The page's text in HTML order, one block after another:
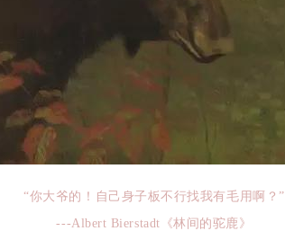
“你大爷的！自己身子板不行找我有毛用啊？”
---Albert Bierstadt《林间的驼鹿》